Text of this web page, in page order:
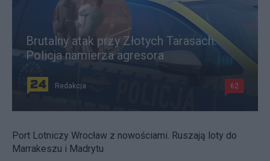
Brutalny atak przy Złotych Tarasach.
Policja namierza agresora
Redakcja 62
Port Lotniczy Wrocław z nowościami. Ruszają loty do
Marrakeszu i Madrytu